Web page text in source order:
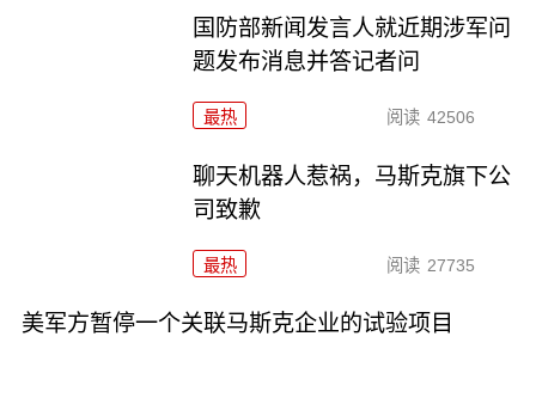
国防部新闻发言人就近期涉军问
题发布消息并答记者问
最热 阅读 42506
聊天机器人惹祸，马斯克旗下公
司致歉
最热 阅读 27735
美军方暂停一个关联马斯克企业的试验项目